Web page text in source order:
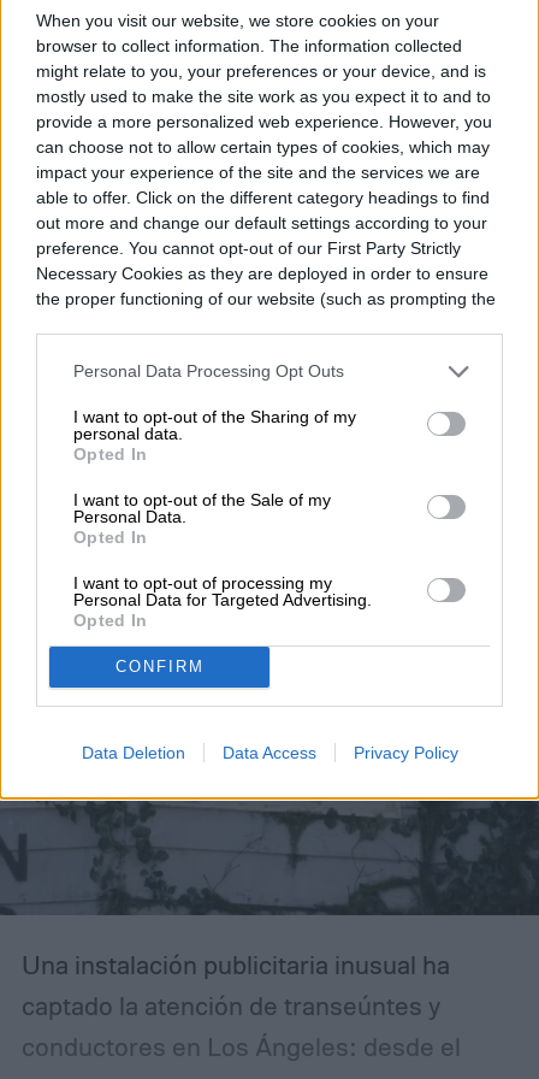
When you visit our website, we store cookies on your
browser to collect information. The information collected
might relate to you, your preferences or your device, and is
mostly used to make the site work as you expect it to and to
provide a more personalized web experience. However, you
can choose not to allow certain types of cookies, which may
impact your experience of the site and the services we are
able to offer. Click on the different category headings to find
out more and change our default settings according to your
preference. You cannot opt-out of our First Party Strictly
Necessary Cookies as they are deployed in order to ensure
the proper functioning of our website (such as prompting the
Personal Data Processing Opt Outs
I want to opt-out of the Sharing of my
personal data.
Opted In
I want to opt-out of the Sale of my
Personal Data.
Opted In
I want to opt-out of processing my
Personal Data for Targeted Advertising.
Opted In
CONFIRM
Data Deletion Data Access Privacy Policy
Topics
Homepage
Un hombre vive dentro de
una valla publicitaria
para promocionar The
Last House
Una instalación publicitaria inusual ha
captado la atención de transeúntes y
conductores en Los Ángeles: desde el